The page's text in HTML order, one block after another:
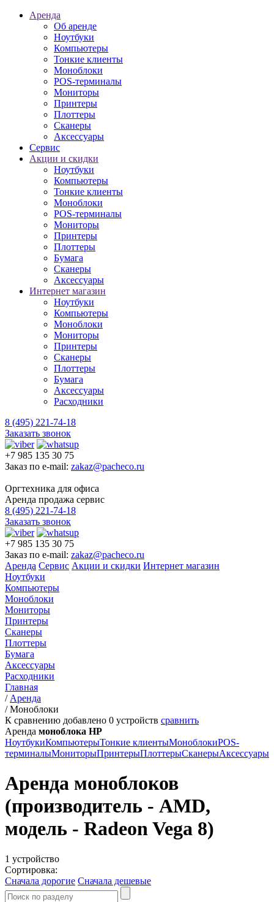
Аренда
Об аренде
Ноутбуки
Компьютеры
Тонкие клиенты
Моноблоки
POS-терминалы
Мониторы
Принтеры
Плоттеры
Сканеры
Аксессуары
Сервис
Акции и скидки
Ноутбуки
Компьютеры
Тонкие клиенты
Моноблоки
POS-терминалы
Мониторы
Принтеры
Плоттеры
Бумага
Сканеры
Аксессуары
Интернет магазин
Ноутбуки
Компьютеры
Моноблоки
Мониторы
Принтеры
Сканеры
Плоттеры
Бумага
Аксессуары
Расходники
8 (495) 221-74-18
Заказать звонок
+7 985 135 30 75
Заказ по e-mail: zakaz@pacheco.ru
Оргтехника для офиса
Аренда продажа сервис
8 (495) 221-74-18
Заказать звонок
+7 985 135 30 75
Заказ по e-mail: zakaz@pacheco.ru
Аренда Сервис Акции и скидки Интернет магазин
Ноутбуки
Компьютеры
Моноблоки
Мониторы
Принтеры
Сканеры
Плоттеры
Бумага
Аксессуары
Расходники
Главная
/ Аренда
/Моноблоки
К сравнению добавлено 0 устройств сравнить
Аренда моноблока HP
НоутбукиКомпьютерыТонкие клиентыМоноблокиPOS-
терминалыМониторыПринтерыПлоттерыСканерыАксессуары
Аренда моноблоков
(производитель - AMD,
модель - Radeon Vega 8)
1 устройство
Сортировка:
Сначала дорогие Сначала дешевые